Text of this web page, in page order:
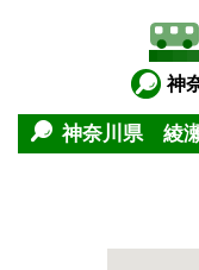
神
神奈川県 綾